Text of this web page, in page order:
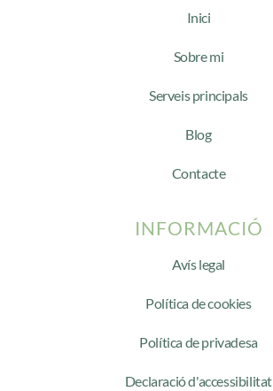
Inici
Sobre mi
Serveis principals
Blog
Contacte
INFORMACIÓ
Avís legal
Política de cookies
Política de privadesa
Declaració d'accessibilitat